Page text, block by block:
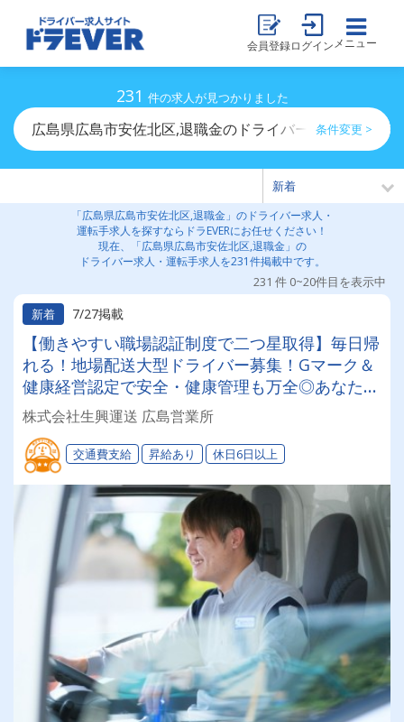
会員登録ログイン メニュー
231 件の求人が見つかりました
広島県広島市安佐北区,退職金のドライバー求人・運転手
条件変更 >
「広島県広島市安佐北区,退職金」のドライバー求人・
運転手求人を探すならドラEVERにお任せください！
現在、「広島県広島市安佐北区,退職金」の
ドライバー求人・運転手求人を231件掲載中です。
231 件 0~20件目を表示中
新着
7/27掲載
【働きやすい職場認証制度で二つ星取得】毎日帰
れる！地場配送大型ドライバー募集！Gマーク＆
健康経営認定で安全・健康管理も万全◎あなたの
ライフステージに合わせて「選べる働き方」が魅
力の安定企業！
株式会社生興運送 広島営業所
交通費支給 昇給あり 休日6日以上